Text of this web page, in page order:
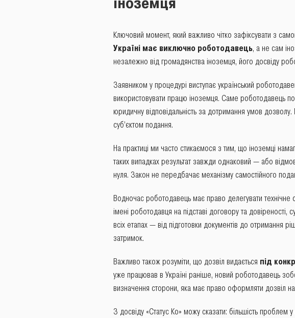
Ключовий момент, який важливо чітко зафіксувати з
Україні має виключно роботодавець, а не сам
незалежно від громадянства іноземця, його досвіду
Заявником у процедурі виступає український
використовувати працю іноземця. Саме роботодавець
юридичну відповідальність за дотримання умов
суб’єктом подання.
На практиці ми часто стикаємося з тим, що іноземці
таких випадках результат завжди однаковий — або
нуля. Закон не передбачає механізму самостійного
Водночас роботодавець має право делегувати
імені роботодавця на підставі договору та
всіх етапах — від підготовки документів до отримання
затримок.
Важливо також розуміти, що дозвіл видається під
уже працював в Україні раніше, новий роботодавець
визначення сторони, яка має право оформляти дозвіл на
З досвіду «Статус Ко» можу сказати: більшість